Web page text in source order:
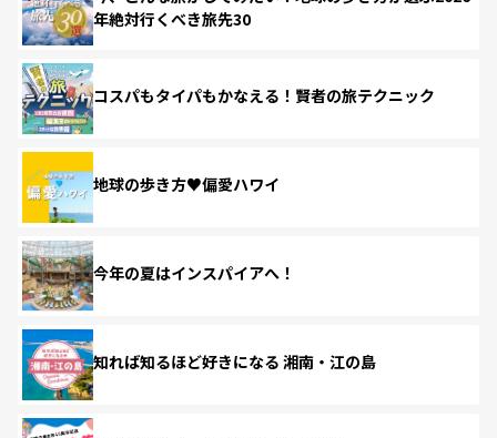
年絶対行くべき旅先30
コスパもタイパもかなえる！賢者の旅テクニック
地球の歩き方♥偏愛ハワイ
今年の夏はインスパイアへ！
知れば知るほど好きになる 湘南・江の島